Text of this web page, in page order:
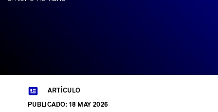
ARTÍCULO
PUBLICADO: 18 MAY 2026